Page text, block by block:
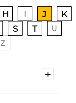
H I J
K
S T U
Z